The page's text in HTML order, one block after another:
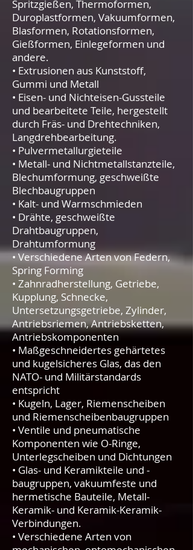
Spritzgießen, Thermoformen,
Duroplastformen, Vakuumformen,
Blasformen, Rotationsformen,
Gießformen, Einlegeformen und
andere.
• Extrusionen aus Kunststoff,
Gummi und Metall
• Eisen- und Nichteisen-Gussteile
und bearbeitete Teile, hergestellt
durch Fräs- und Drehtechniken,
Langdrehbearbeitung.
• Pulvermetallurgieteile
• Metall- und Nichtmetallstanzteile,
Blechumformung, geschweißte
Blechbaugruppen
• Kalt- und Warmschmieden
• Drähte, geschweißte
Drahtbaugruppen,
Drahtumformung
• Verschiedene Arten von Federn,
Spring Forming
• Zahnradherstellung, Getriebe,
Kupplung, Schnecke,
Untersetzungsgetriebe, Zylinder,
Antriebsriemen, Antriebsketten,
Antriebskomponenten
• Maßgeschneidertes gehärtetes
und kugelsicheres Glas, das den
NATO- und Militärstandards
entspricht
• Kugeln, Lager, Riemenscheiben
und Riemenscheibenbaugruppen
• Ventile und pneumatische
Komponenten wie O-Ringe,
Unterlegscheiben und Dichtungen
• Glas- und Keramikteile und -
baugruppen, vakuumfeste und
hermetische Bauteile, Metall-
Keramik- und Keramik-Keramik-
Verbindungen.
• Verschiedene Arten von